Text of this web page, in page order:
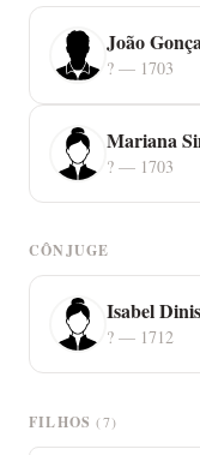
João
? — 1703
Mariana
? — 1703
CÔNJUGE
Isabel Dinis
? — 1712
FILHOS(7)